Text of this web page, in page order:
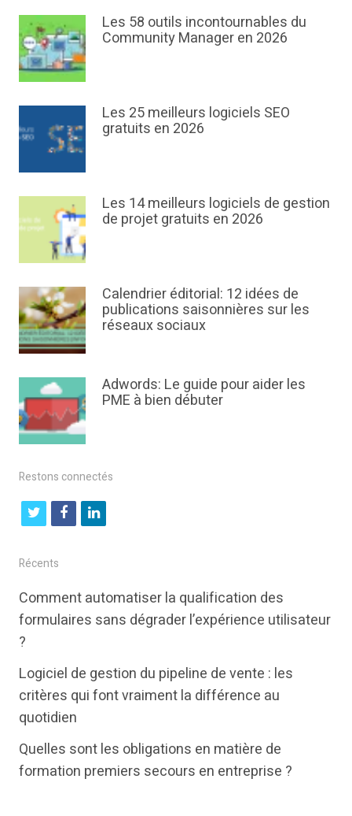
Les 58 outils incontournables du
Community Manager en 2026
Les 25 meilleurs logiciels SEO
gratuits en 2026
Les 14 meilleurs logiciels de gestion
de projet gratuits en 2026
Calendrier éditorial: 12 idées de
publications saisonnières sur les
réseaux sociaux
Adwords: Le guide pour aider les
PME à bien débuter
Restons connectés
t
i
t
r
f
b
k
l
k
e
n
Récents
Comment automatiser la qualification des
formulaires sans dégrader l’expérience utilisateur
?
Logiciel de gestion du pipeline de vente : les
critères qui font vraiment la différence au
quotidien
Quelles sont les obligations en matière de
formation premiers secours en entreprise ?